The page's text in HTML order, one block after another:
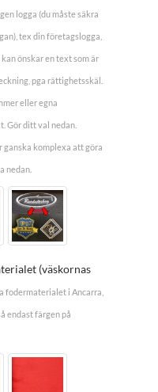
logga (du måste säkra
tex din företagslogga,
kan önskar en text som är
pga rättighetsskäl.
eller egna
Gör ditt val nedan.
ganska komplexa att göra
nedan.
(väskornas
fodermaterialet i Ancarra,
endast färgen på